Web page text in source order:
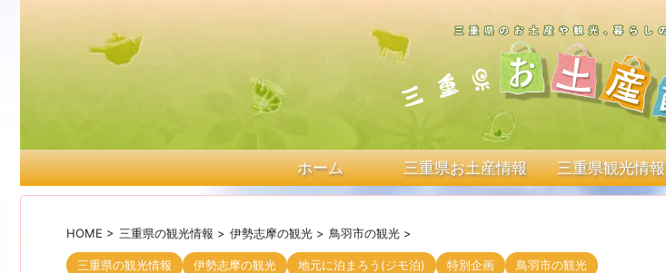
ホーム 三重県お土産情報 三重県観光情報
HOME > 三重県の観光情報 > 伊勢志摩の観光 > 鳥羽市の観光 >
三重県の観光情報 伊勢志摩の観光 地元に泊まろう(ジモ泊) 特別企画 鳥羽市の観光